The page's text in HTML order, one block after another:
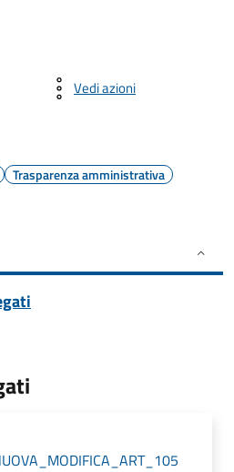
Vedi azioni
Trasparenza amministrativa